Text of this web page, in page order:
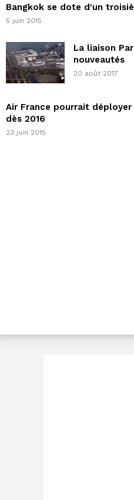
Bangkok se dote d'un
5 juin 2015
La liaison
nouveautés
20 août 2017
Air France pourrait
dès 2016
23 juin 2015